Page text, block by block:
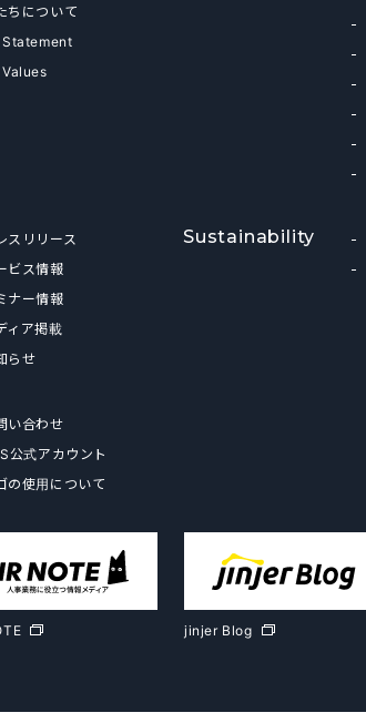
ちについて
Statement
Values
スリリース
ビス情報
ナー情報
ィア掲載
らせ
Sustainability
い合わせ
公式アカウント
の使用について
jinjer Blog